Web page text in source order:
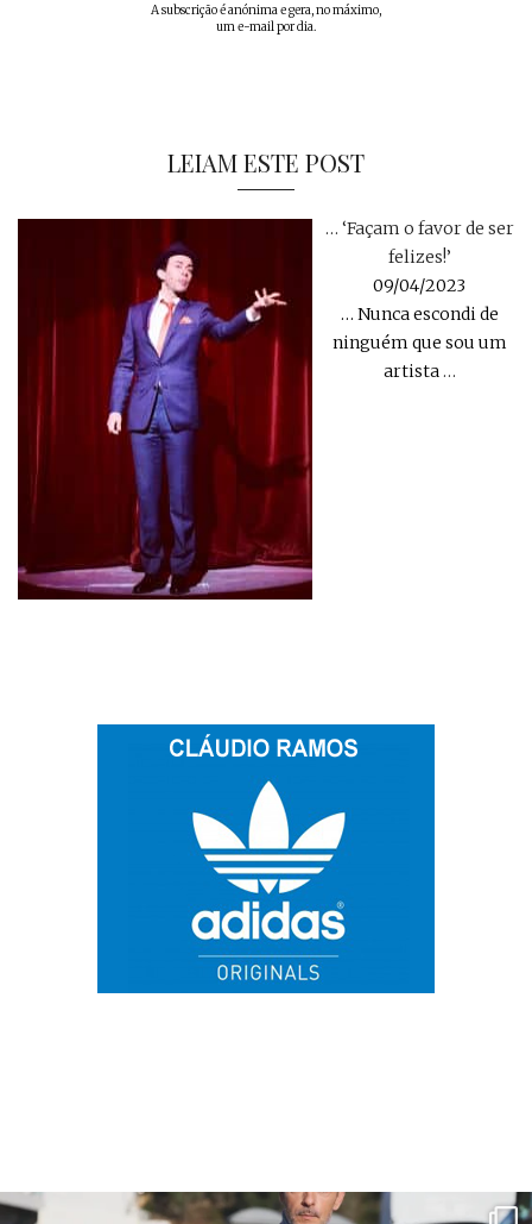
A subscrição é anónima e gera, no máximo,
um e-mail por dia.
LEIAM ESTE POST
… ‘Façam o favor de ser
felizes!’
09/04/2023
… Nunca escondi de
ninguém que sou um
artista…